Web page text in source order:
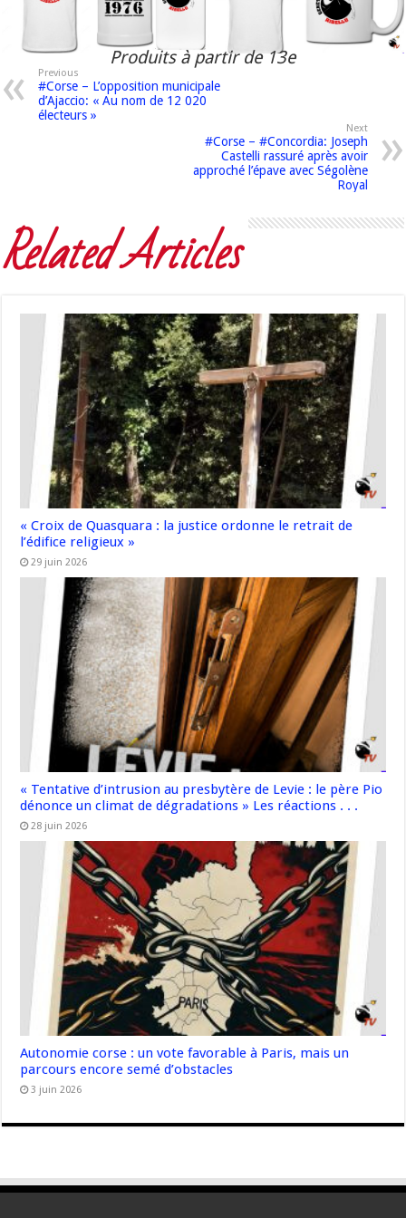
Produits à partir de 13e
Previous
#Corse – L’opposition municipale
d’Ajaccio: « Au nom de 12 020
électeurs »
Next
#Corse – #Concordia: Joseph
Castelli rassuré après avoir
approché l’épave avec Ségolène
Royal
Related Articles
« Croix de Quasquara : la justice ordonne le retrait de
l’édifice religieux »
29 juin 2026
« Tentative d’intrusion au presbytère de Levie : le père Pio
dénonce un climat de dégradations » Les réactions . . .
28 juin 2026
Autonomie corse : un vote favorable à Paris, mais un
parcours encore semé d’obstacles
3 juin 2026